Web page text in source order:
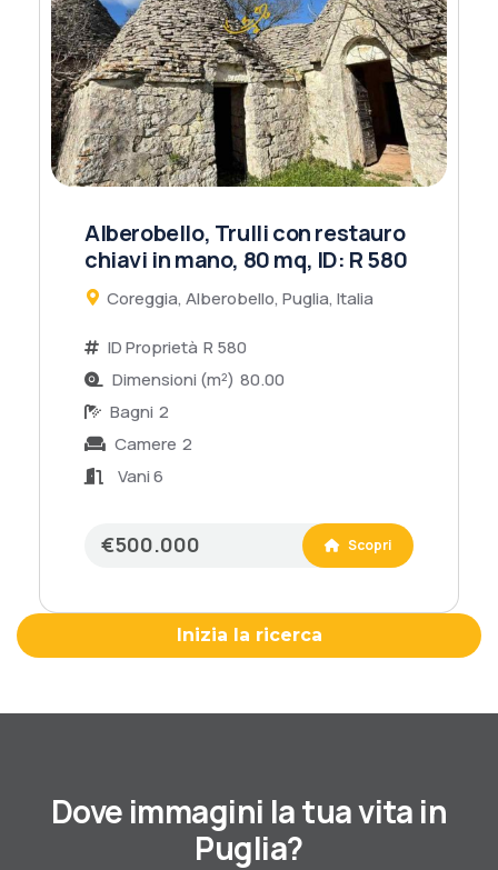
Alberobello, Trulli con restauro
chiavi in mano, 80 mq, ID: R 580
Coreggia, Alberobello, Puglia, Italia
ID Proprietà R 580
Dimensioni (m²) 80.00
Bagni 2
Camere 2
Vani 6
€500.000 Scopri
Inizia la ricerca
Dove immagini la tua vita in
Puglia?